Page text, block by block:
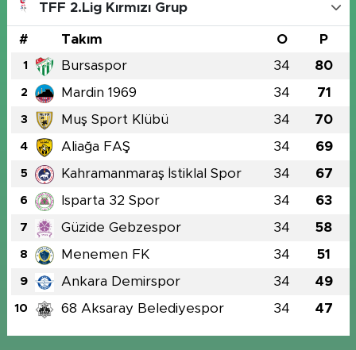
TFF 2.Lig Kırmızı Grup
# Takım O P
1 Bursaspor 34 80
2 Mardin 1969 34 71
3 Muş Sport Klübü 34 70
4 Aliağa FAŞ 34 69
5 Kahramanmaraş İstiklal Spor 34 67
6 Isparta 32 Spor 34 63
7 Güzide Gebzespor 34 58
8 Menemen FK 34 51
9 Ankara Demirspor 34 49
10 68 Aksaray Belediyespor 34 47